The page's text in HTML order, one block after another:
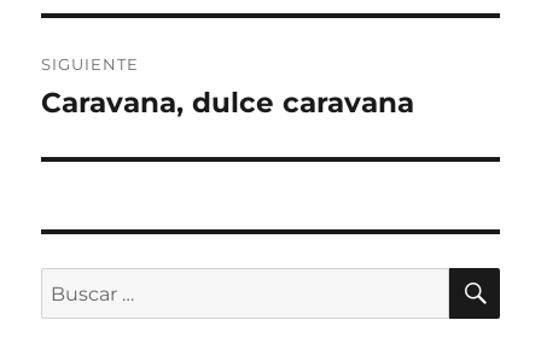
SIGUIENTE
Entrada
Caravana, dulce caravana
Buscar
por: